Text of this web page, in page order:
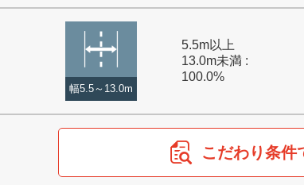
幅5.5～13.0m
5.5m以上
13.0m未満 :
100.0%
こだわり条件